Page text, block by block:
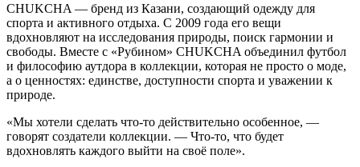
CHUKCHA — бренд из Казани, создающий одежду для
спорта и активного отдыха. С 2009 года его вещи
вдохновляют на исследования природы, поиск гармонии и
свободы. Вместе с «Рубином» CHUKCHA объединил футбол
и философию аутдора в коллекции, которая не просто о моде,
а о ценностях: единстве, доступности спорта и уважении к
природе.
«Мы хотели сделать что-то действительно особенное, —
говорят создатели коллекции. — Что-то, что будет
вдохновлять каждого выйти на своё поле».